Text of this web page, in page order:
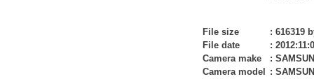
File size : 616319
File date
:
Camera make
:
Camera model
: